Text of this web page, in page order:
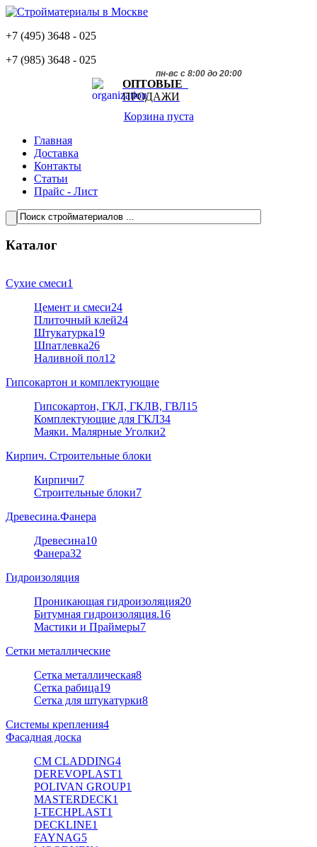
+7 (495) 3648 - 025
+7 (985) 3648 - 025
пн-вс с 8:00 до 20:00
ОПТОВЫЕ
ПРОДАЖИ
Корзина пуста
Главная
Доставка
Контакты
Статьи
Прайс - Лист
Каталог
Сухие смеси1
Цемент и смеси24
Плиточный клей24
Штукатурка19
Шпатлевка26
Наливной пол12
Гипсокартон и комплектующие
Гипсокартон, ГКЛ, ГКЛВ, ГВЛ15
Комплектующие для ГКЛ34
Маяки. Малярные Уголки2
Кирпич. Строительные блоки
Кирпичи7
Строительные блоки7
Древесина.Фанера
Древесина10
Фанера32
Гидроизоляция
Проникающая гидроизоляция20
Битумная гидроизоляция.16
Мастики и Праймеры7
Сетки металлические
Сетка металлическая8
Сетка рабица19
Сетка для штукатурки8
Системы крепления4
Фасадная доска
CM CLADDING4
DEREVOPLAST1
POLIVAN GROUP1
MASTERDECK1
I-TECHPLAST1
DECKLINE1
FAYNAG5